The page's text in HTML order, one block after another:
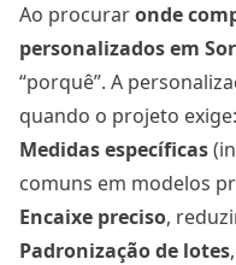
Ao procuraronde
personalizadosem
“porquê”. A
quando o projeto exige:
Medidas específicas
comuns em modelos
Encaixe preciso,
Padronização de lotes